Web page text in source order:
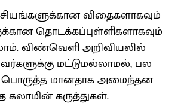
விதைகளாகவும்
தொடக்கப்புள்ளிகளாகவும்
விண்வெளி அறிவியலில்
மட்டுமல்லாமல், பல
பொருத்த மானதாக அமைந்தன
கலாமின் கருத்துகள்.